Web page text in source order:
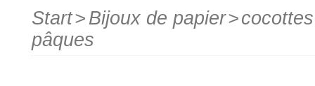
Start> Bijoux de papier>
pâques